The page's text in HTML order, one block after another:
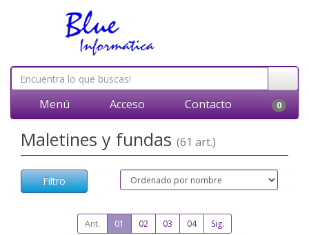
Menú Acceso Contacto 0
Maletines y fundas (61 art.)
Filtro
Ant. 01 02 03 04 Sig.